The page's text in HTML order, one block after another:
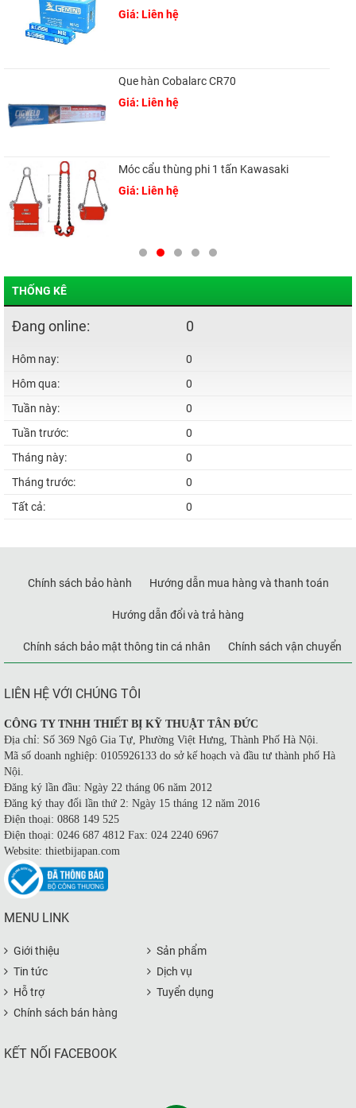
Giá: Liên hệ
Que hàn Cobalarc CR70
Giá: Liên hệ
Móc cẩu thùng phi 1 tấn Kawasaki
Giá: Liên hệ
THỐNG KÊ
Đang online: 0
Hôm nay:
0
Hôm qua:
0
Tuần này:
0
Tuần trước:
0
Tháng này:
0
Tháng trước:
0
Tất cả:
0
Chính sách bảo hành Hướng dẫn mua hàng và thanh toán
Hướng dẫn đổi và trả hàng
Chính sách bảo mật thông tin cá nhân Chính sách vận chuyển
LIÊN HỆ VỚI CHÚNG TÔI
CÔNG TY TNHH THIẾT BỊ KỸ THUẬT TÂN ĐỨC
Địa chỉ: Số 369 Ngô Gia Tự, Phường Việt Hưng, Thành Phố Hà Nội.
Mã số doanh nghiệp: 0105926133 do sở kế hoạch và đầu tư thành phố Hà
Nội.
Đăng ký lần đầu: Ngày 22 tháng 06 năm 2012
Đăng ký thay đổi lần thứ 2: Ngày 15 tháng 12 năm 2016
Điện thoại: 0868 149 525
Điện thoại: 0246 687 4812 Fax: 024 2240 6967
Website: thietbijapan.com
MENU LINK
Giới thiệu
Sản phẩm
Tin tức
Dịch vụ
Hỗ trợ
Tuyển dụng
Chính sách bán hàng
KẾT NỐI FACEBOOK